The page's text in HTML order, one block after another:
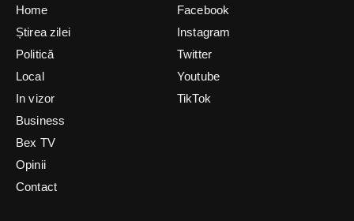
Home
Știrea zilei
Politică
Local
In vizor
Business
Bex TV
Opinii
Contact
Facebook
Instagram
Twitter
Youtube
TikTok